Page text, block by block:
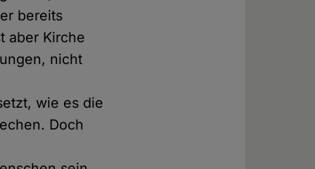
bereits
aber Kirche
nicht
wie es die
Doch